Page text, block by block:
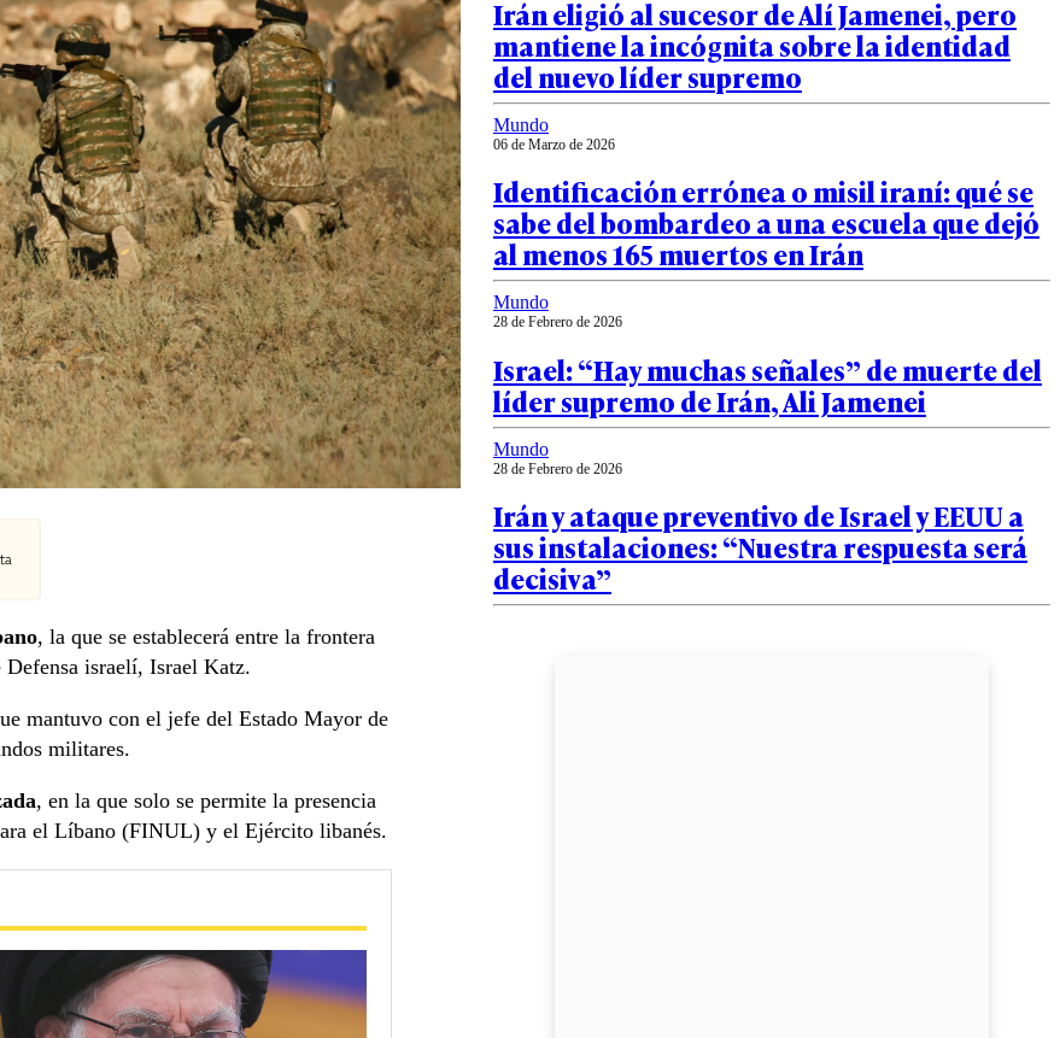
, la que se establecerá entre la frontera
israelí, Israel Katz.
mantuvo con el jefe del Estado Mayor de
militares.
, en la que solo se permite la presencia
el Líbano (FINUL) y el Ejército libanés.
Irán eligió al sucesor de Alí Jamenei, pero
mantiene la incógnita sobre la identidad
del nuevo líder supremo
Mundo
06 de Marzo de 2026
Identificación errónea o misil iraní: qué se
sabe del bombardeo a una escuela que dejó
al menos 165 muertos en Irán
Mundo
28 de Febrero de 2026
Israel: “Hay muchas señales” de muerte del
líder supremo de Irán, Ali Jamenei
Mundo
28 de Febrero de 2026
Irán y ataque preventivo de Israel y EEUU a
sus instalaciones: “Nuestra respuesta será
decisiva”